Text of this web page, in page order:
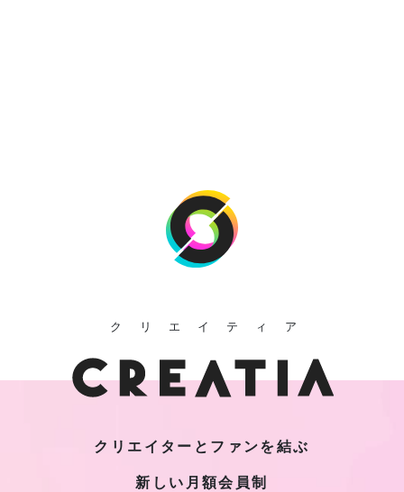
クリエイティア
クリエイターとファンを結ぶ
新しい月額会員制